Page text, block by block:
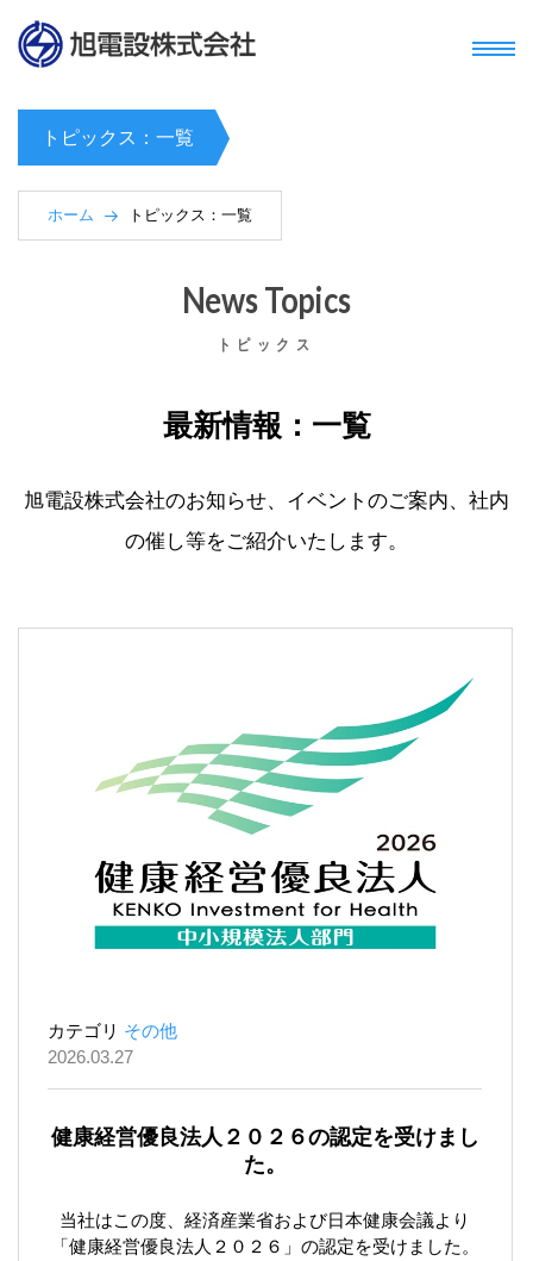
トピックス
採用情報
会社案内
トピックス：一覧
ホーム トピックス：一覧
News Topics
トピックス
最新情報：一覧
旭電設株式会社のお知らせ、イベントのご案内、社内
の催し等をご紹介いたします。
カテゴリ その他
2026.03.27
健康経営優良法人２０２６の認定を受けまし
た。
当社はこの度、経済産業省および日本健康会議より
「健康経営優良法人２０２６」の認定を受けました。